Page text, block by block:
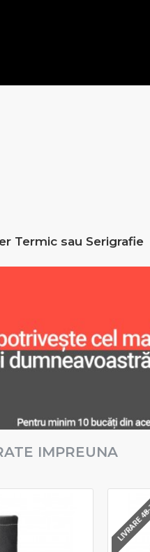
Termic sau Serigrafie
IMPREUNA